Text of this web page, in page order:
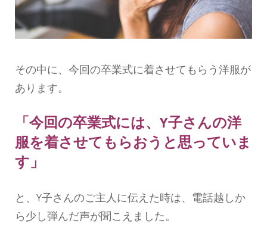
その中に、今回の卒業式に着させてもらう洋服が
あります。
「今回の卒業式には、Y子さんの洋
服を着させてもらおうと思っていま
す」
と、Y子さんのご主人に伝えた時は、電話越しか
ら少し弾んだ声が聞こえました。